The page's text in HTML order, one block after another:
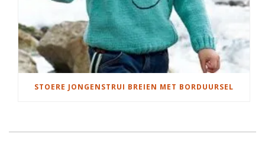
STOERE JONGENSTRUI BREIEN MET BORDUURSEL